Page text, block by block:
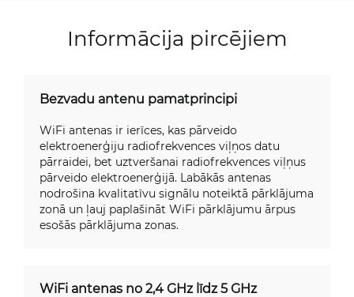
Informācija pircējiem
Bezvadu antenu pamatprincipi
WiFi antenas ir ierīces, kas pārveido
elektroenerģiju radiofrekvences viļņos datu
pārraidei, bet uztveršanai radiofrekvences viļņus
pārveido elektroenerģijā. Labākās antenas
nodrošina kvalitatīvu signālu noteiktā pārklājuma
zonā un ļauj paplašināt WiFi pārklājumu ārpus
esošās pārklājuma zonas.
WiFi antenas no 2,4 GHz līdz 5 GHz